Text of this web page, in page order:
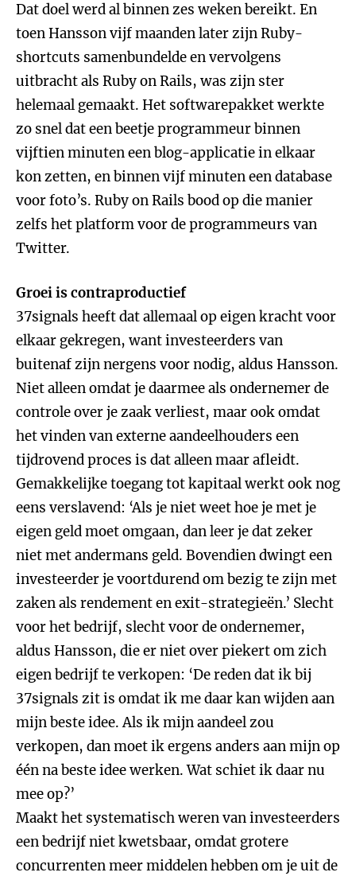
Dat doel werd al binnen zes weken bereikt. En
toen Hansson vijf maanden later zijn Ruby-
shortcuts samenbundelde en vervolgens
uitbracht als Ruby on Rails, was zijn ster
helemaal gemaakt. Het softwarepakket werkte
zo snel dat een beetje programmeur binnen
vijftien minuten een blog-applicatie in elkaar
kon zetten, en binnen vijf minuten een database
voor foto’s. Ruby on Rails bood op die manier
zelfs het platform voor de programmeurs van
Twitter.
Groei is contraproductief
37signals heeft dat allemaal op eigen kracht voor
elkaar gekregen, want investeerders van
buitenaf zijn nergens voor nodig, aldus Hansson.
Niet alleen omdat je daarmee als ondernemer de
controle over je zaak verliest, maar ook omdat
het vinden van externe aandeelhouders een
tijdrovend proces is dat alleen maar afleidt.
Gemakkelijke toegang tot kapitaal werkt ook nog
eens verslavend: ‘Als je niet weet hoe je met je
eigen geld moet omgaan, dan leer je dat zeker
niet met andermans geld. Bovendien dwingt een
investeerder je voortdurend om bezig te zijn met
zaken als rendement en exit-strategieën.’ Slecht
voor het bedrijf, slecht voor de ondernemer,
aldus Hansson, die er niet over piekert om zich
eigen bedrijf te verkopen: ‘De reden dat ik bij
37signals zit is omdat ik me daar kan wijden aan
mijn beste idee. Als ik mijn aandeel zou
verkopen, dan moet ik ergens anders aan mijn op
één na beste idee werken. Wat schiet ik daar nu
mee op?’
Maakt het systematisch weren van investeerders
een bedrijf niet kwetsbaar, omdat grotere
concurrenten meer middelen hebben om je uit de